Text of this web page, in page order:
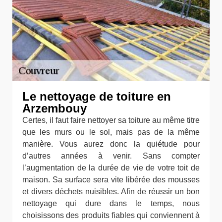
Le nettoyage de toiture en
Arzembouy
Certes, il faut faire nettoyer sa toiture au même titre
que les murs ou le sol, mais pas de la même
manière. Vous aurez donc la quiétude pour
d’autres années à venir. Sans compter
l’augmentation de la durée de vie de votre toit de
maison. Sa surface sera vite libérée des mousses
et divers déchets nuisibles. Afin de réussir un bon
nettoyage qui dure dans le temps, nous
choisissons des produits fiables qui conviennent à